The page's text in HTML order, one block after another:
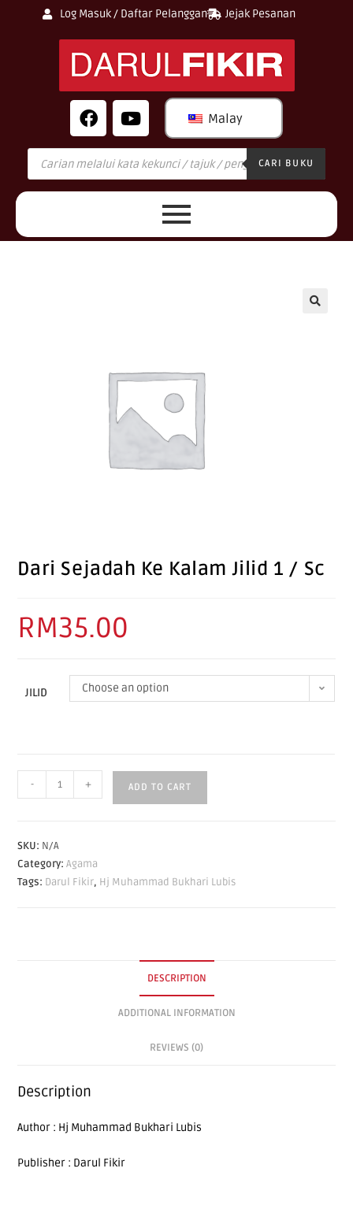
Log Masuk / Daftar Pelanggan Jejak Pesanan
Malay
CARI BUKU
Dari Sejadah Ke Kalam Jilid 1 / Sc
RM35.00
JILID Choose an option
- + ADD TO CART
SKU: N/A
Category:Agama
Tags: Darul Fikir, Hj Muhammad Bukhari Lubis
DESCRIPTION
ADDITIONAL INFORMATION
REVIEWS (0)
Description
Author : Hj Muhammad Bukhari Lubis
Publisher : Darul Fikir